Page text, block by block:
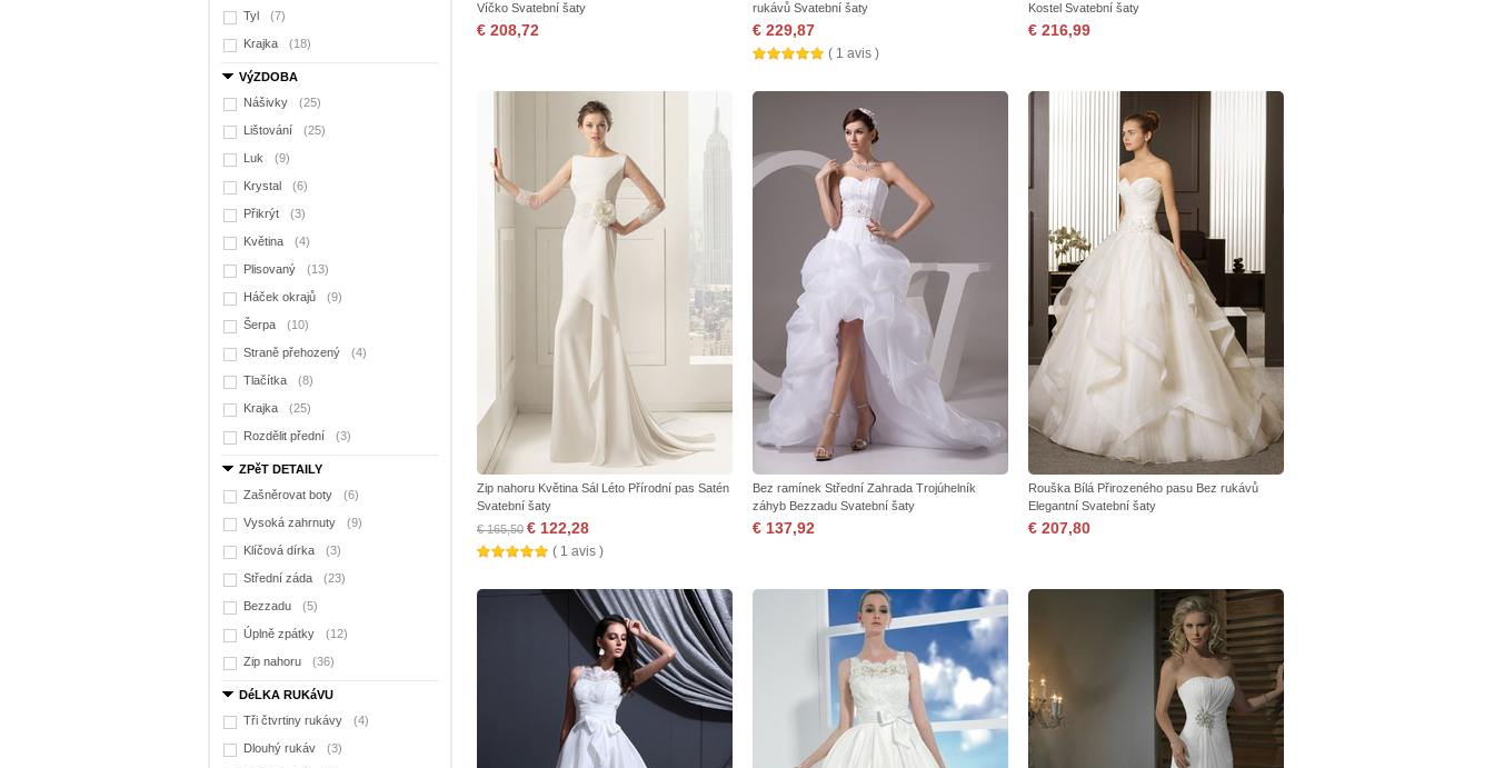
Tyl (7)
Krajka (18)
VýZDOBA
Nášivky
(25)
Lištování (25)
Luk (9)
Krystal (6)
Přikrýt (3)
Květina (4)
Plisovaný (13)
Háček okrajů (9)
Šerpa (10)
Straně přehozený (4)
Tlačítka (8)
Krajka (25)
Rozdělit přední (3)
ZPěT DETAILY
Zašněrovat boty
(6)
Vysoká zahrnuty (9)
Klíčová dírka (3)
Střední záda (23)
Bezzadu (5)
Úplně zpátky (12)
Zip nahoru (36)
DéLKA RUKáVU
Tři čtvrtiny rukávy
(4)
Dlouhý rukáv (3)
Víčko Svatební šaty
€ 208,72
rukávů Svatební šaty
€ 229,87
( 1 avis )
Kostel Svatební šaty
€ 216,99
Zip nahoru Květina Sál Léto Přírodní pas Satén
Svatební šaty
€ 165,50 € 122,28
( 1 avis )
Bez ramínek Střední Zahrada Trojúhelník
záhyb Bezzadu Svatební šaty
€ 137,92
Rouška Bílá Přirozeného pasu Bez rukávů
Elegantní Svatební šaty
€ 207,80